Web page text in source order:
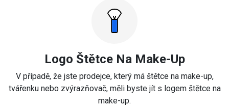
Logo Štětce Na Make-Up
V případě, že jste prodejce, který má štětce na make-up,
tvářenku nebo zvýrazňovač, měli byste jít s logem štětce na
make-up.